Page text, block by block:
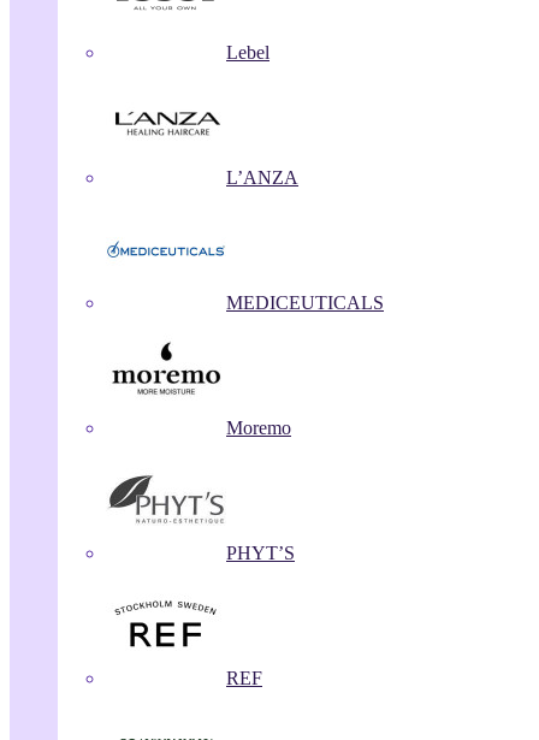
Lebel
L’ANZA
MEDICEUTICALS
Moremo
PHYT’S
REF